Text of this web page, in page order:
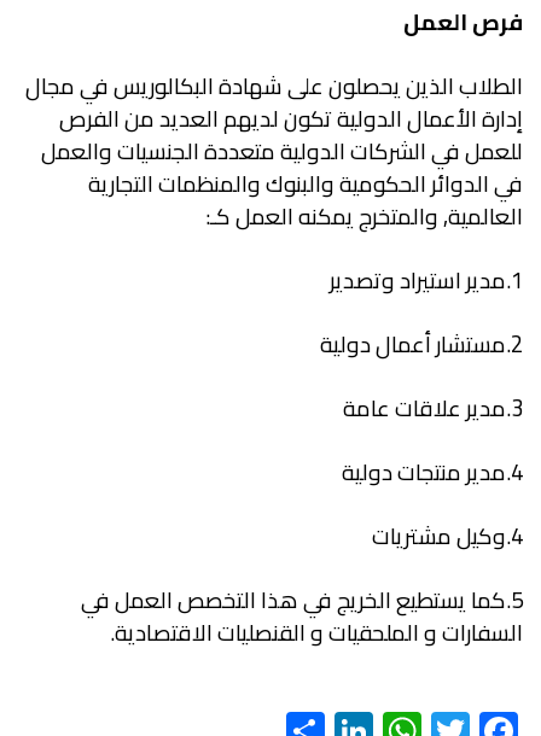
فرص العمل
الطلاب الذين يحصلون على شهادة البكالوريس في مجال
إدارة الأعمال الدولية تكون لديهم العديد من الفرص
للعمل في الشركات الدولية متعددة الجنسيات والعمل
في الدوائر الحكومية والبنوك والمنظمات التجارية
العالمية, والمتخرج يمكنه العمل كـ:
1.مدير استيراد وتصدير
2.مستشار أعمال دولية
3.مدير علاقات عامة
4.مدير منتجات دولية
4.وكيل مشتريات
5.كما يستطيع الخريج في هذا التخصص العمل في
السفارات و الملحقيات و القنصليات الاقتصادية.